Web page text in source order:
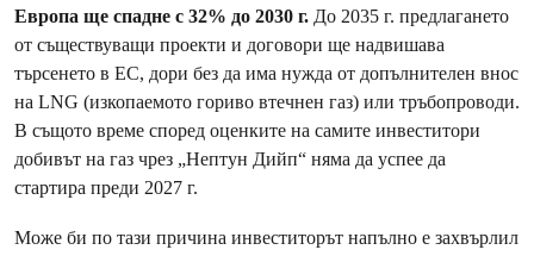
Европа ще спадне с 32% до 2030 г. До 2035 г. предлагането
от съществуващи проекти и договори ще надвишава
търсенето в ЕС, дори без да има нужда от допълнителен внос
на LNG (изкопаемото гориво втечнен газ) или тръбопроводи.
В същото време според оценките на самите инвеститори
добивът на газ чрез „Нептун Дийп“ няма да успее да
стартира преди 2027 г.
Може би по тази причина инвеститорът напълно е захвърлил